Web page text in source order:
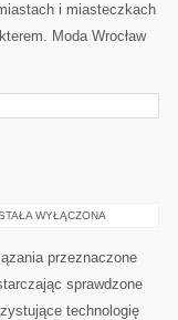
i miasteczkach
Moda Wrocław
WYŁĄCZONA
przeznaczone
sprawdzone
technologię